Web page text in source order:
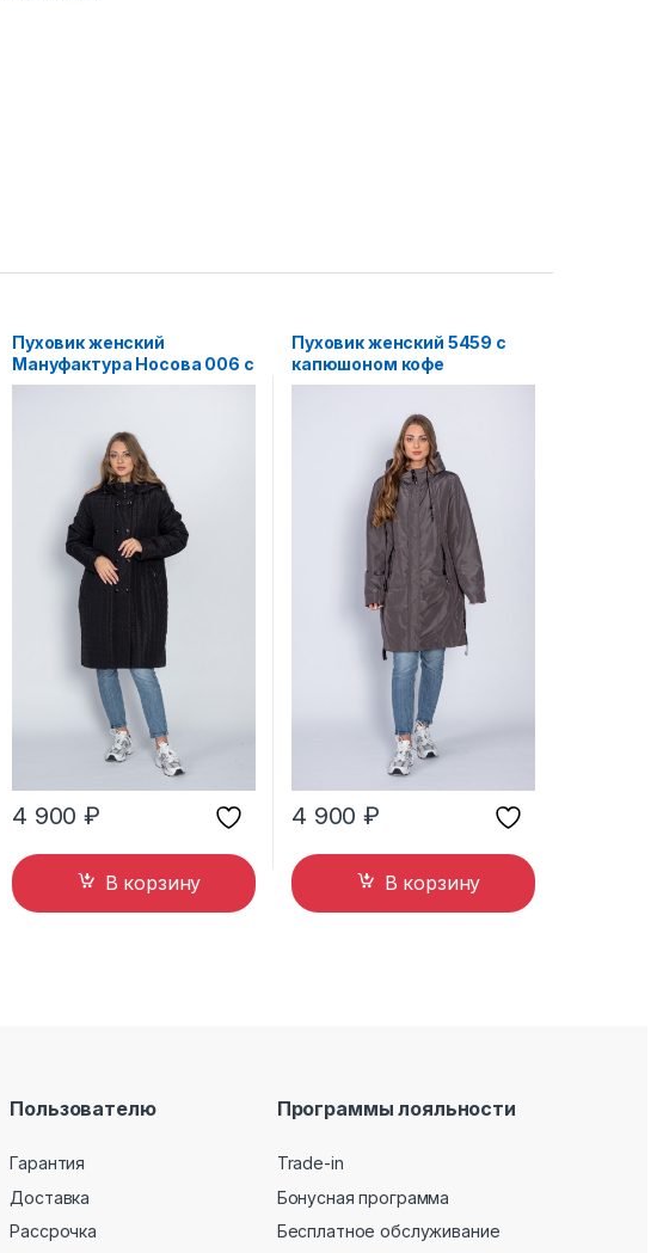
Пуховик женский
Мануфактура Носова 006 с
капюшоном черный
4 900₽
В корзину
Пуховик женский 5459 с
капюшоном кофе
4 900₽
В корзину
Пользователю
Гарантия
Доставка
Рассрочка
Программы лояльности
Trade-in
Бонусная программа
Бесплатное обслуживание